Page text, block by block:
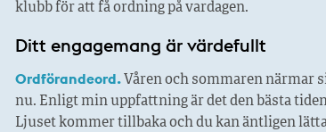
klubb för att få ordning på vardagen.
Ditt engagemang är värdefullt
Ordförandeord.Våren och sommaren närmar
nu. Enligt min uppfattning är det den bästa
Ljuset kommer tillbaka och du kan äntligen